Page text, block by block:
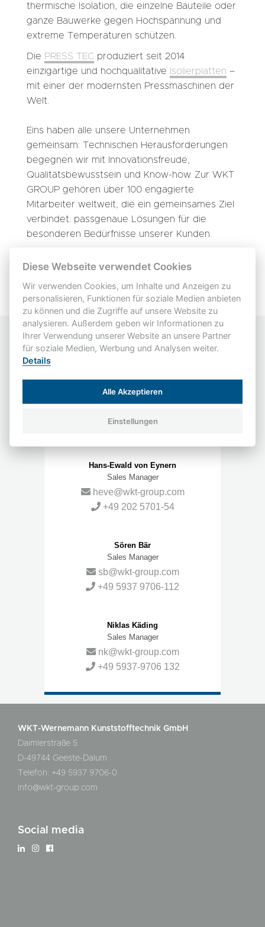
thermische Isolation, die einzelne Bauteile oder
ganze Bauwerke gegen Hochspannung und
extreme Temperaturen schützen.
Die PRESS TEC produziert seit 2014
einzigartige und hochqualitative
Isolierplatten –
mit einer der modernsten Pressmaschinen der
Welt.
Eins haben alle unsere Unternehmen
gemeinsam: Technischen Herausforderungen
begegnen wir mit Innovationsfreude,
Qualitätsbewusstsein und Know-how. Zur WKT
GROUP gehören über 100 engagierte
Mitarbeiter weltweit, die ein gemeinsames Ziel
verbindet: passgenaue Lösungen für die
besonderen Bedürfnisse unserer Kunden.
Ansprechpartner
Head of Sales
+49 5937 9706-19
Hans-Ewald von Eynern
Sales Manager
heve@wkt-group.com
+49 202 5701-54
Sören Bär
Sales Manager
sb@wkt-group.com
+49 5937 9706-112
Niklas Käding
Sales Manager
nk@wkt-group.com
+49 5937-9706 132
WKT-Wernemann Kunststofftechnik GmbH
Daimlerstraße 5
D-49744 Geeste-Dalum
Telefon: +49 5937 9706-0
info@wkt-group.com
Social media
Diese Webseite verwendet Cookies
Wir verwenden Cookies, um Inhalte und Anzeigen zu
personalisieren, Funktionen für soziale Medien anbieten
zu können und die Zugriffe auf unsere Website zu
analysieren. Außerdem geben wir Informationen zu
Ihrer Verwendung unserer Website an unsere Partner
für soziale Medien, Werbung und Analysen weiter.
Details
Alle Akzeptieren
Einstellungen